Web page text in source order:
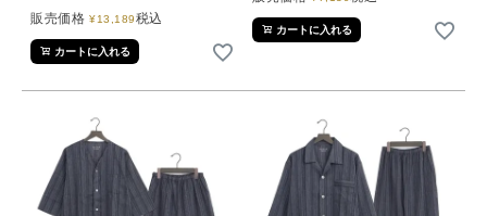
販売価格 ¥13,189税込
カートに入れる
カートに入れる